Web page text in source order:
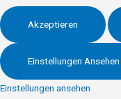
Akzeptieren
Einstellungen Ansehen
Einstellungen ansehen